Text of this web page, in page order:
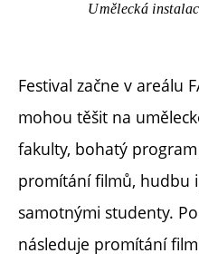
Umělecká
Festival začne v areálu
mohou těšit na
fakulty, bohatý
promítání filmů, hudbu
samotnými studenty.
následuje promítání